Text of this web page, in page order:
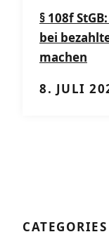
§ 108f
bei
machen
8. JULI
CATEGORIES